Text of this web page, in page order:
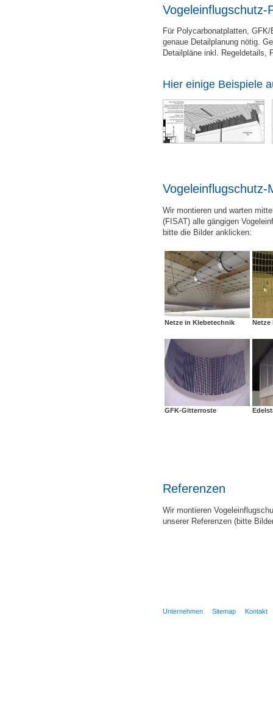
Vogeleinflugschutz-
Für Polycarbonatplatten,
genaue Detailplanung nötig.
Detailpläne inkl. Regeldetails,
Hier einige Beispiele
Vogeleinflugschutz-
Wir montieren und warten
(FISAT) alle gängigen
bitte die Bilder anklicken:
Netze in Klebetechnik Netze
GFK-Gitterroste
Referenzen
Wir montieren
unserer Referenzen (bitte
Unternehmen Sitemap Kontakt